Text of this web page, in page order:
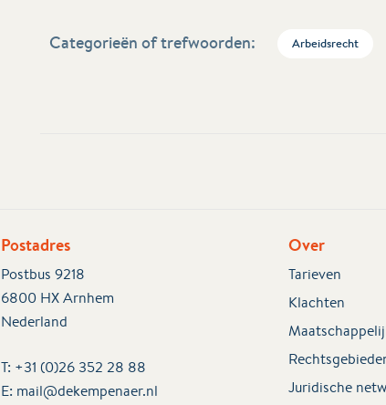
Categorieën of trefwoorden: Arbeidsrecht
Postadres
Postbus 9218
6800 HX Arnhem
Nederland
T: +31 (0)26 352 28 88
E: mail@dekempenaer.nl
Over
Tarieven
Klachten
Juridische